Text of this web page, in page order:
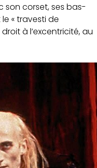
son corset, ses bas-
« travesti de
à l’excentricité, au